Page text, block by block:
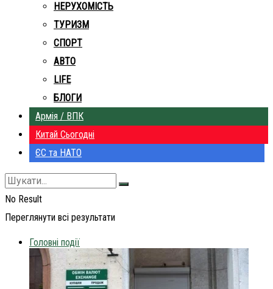
НЕРУХОМІСТЬ
ТУРИЗМ
СПОРТ
АВТО
LIFE
БЛОГИ
Армія / ВПК
Китай Сьогодні
ЄС та НАТО
No Result
Переглянути всі результати
Головні події